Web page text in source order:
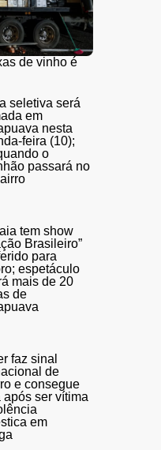
de vinho é
seletiva será
em
nesta
feira (10);
o
passará no
tem show
Brasileiro”
para
espetáculo
mais de 20
de
faz sinal
de
e consegue
após ser vítima
em